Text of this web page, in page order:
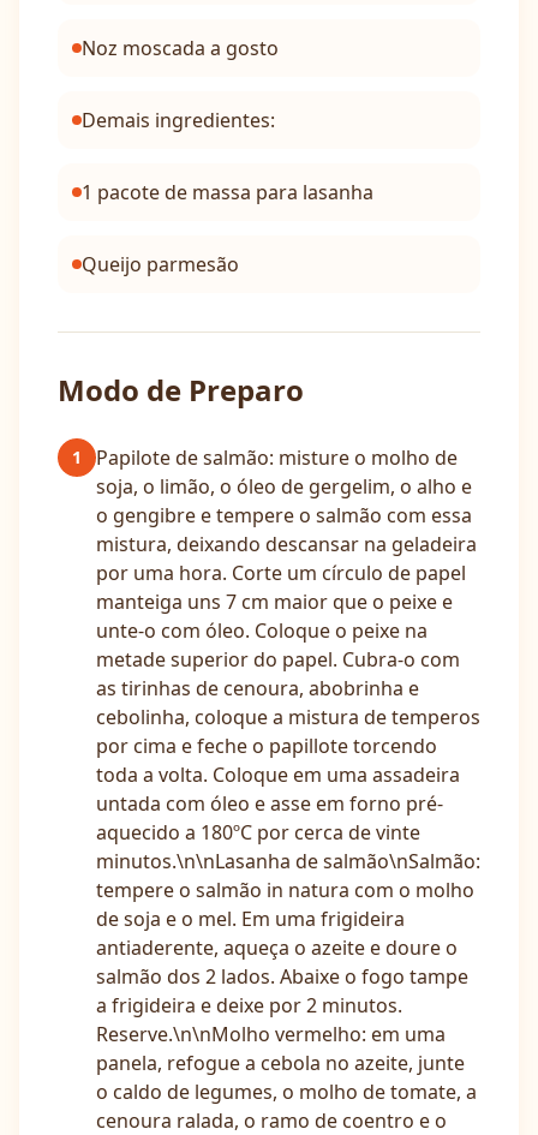
Noz moscada a gosto
Demais ingredientes:
1 pacote de massa para lasanha
Queijo parmesão
Modo de Preparo
1
Papilote de salmão: misture o molho de
soja, o limão, o óleo de gergelim, o alho e
o gengibre e tempere o salmão com essa
mistura, deixando descansar na geladeira
por uma hora. Corte um círculo de papel
manteiga uns 7 cm maior que o peixe e
unte-o com óleo. Coloque o peixe na
metade superior do papel. Cubra-o com
as tirinhas de cenoura, abobrinha e
cebolinha, coloque a mistura de temperos
por cima e feche o papillote torcendo
toda a volta. Coloque em uma assadeira
untada com óleo e asse em forno pré-
aquecido a 180ºC por cerca de vinte
minutos.\n\nLasanha de salmão\nSalmão:
tempere o salmão in natura com o molho
de soja e o mel. Em uma frigideira
antiaderente, aqueça o azeite e doure o
salmão dos 2 lados. Abaixe o fogo tampe
a frigideira e deixe por 2 minutos.
Reserve.\n\nMolho vermelho: em uma
panela, refogue a cebola no azeite, junte
o caldo de legumes, o molho de tomate, a
cenoura ralada, o ramo de coentro e o